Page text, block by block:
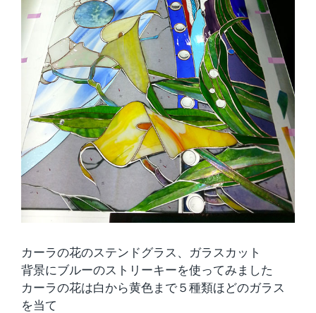
カーラの花のステンドグラス、ガラスカット
背景にブルーのストリーキーを使ってみました
カーラの花は白から黄色まで５種類ほどのガラス
を当て